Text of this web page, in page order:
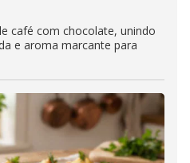
café com chocolate, unindo
e aroma marcante para